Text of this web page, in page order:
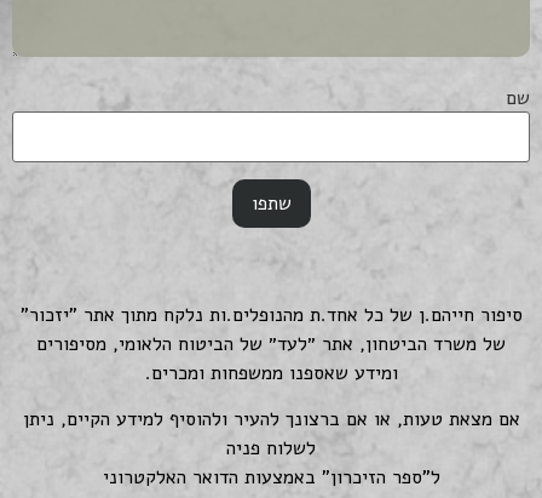
שם
סיפור חייהם.ן של כל אחד.ת מהנופלים.ות נלקח מתוך אתר "יזכור"
של משרד הביטחון, אתר ״לעד״ של הביטוח הלאומי, מסיפורים
ומידע שאספנו ממשפחות ומכרים.
אם מצאת טעות, או אם ברצונך להעיר ולהוסיף למידע הקיים, ניתן
לשלוח פניה
ל"ספר הזיכרון" באמצעות הדואר האלקטרוני